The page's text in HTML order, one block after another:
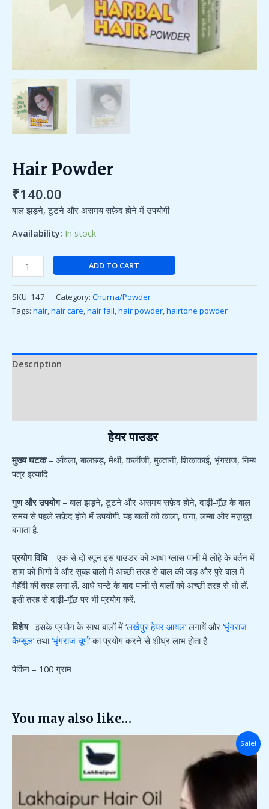
Hair Powder
₹140.00
बाल झड़ने, टूटने और असमय सफ़ेद होने में उपयोगी
Availability: In stock
ADD TO CART
SKU: 147 Category: Churna/Powder
Tags: hair,hair care,hair fall,hair powder,hairtone powder
Description
हेयर पाउडर
मुख्य घटक– आँवला, बालछड़, मेथी, कलौंजी, मुल्तानी, शिकाकाई, भृंगराज, निम्ब
पत्र इत्यादि
गुण और उपयोग– बाल झड़ने, टूटने और असमय सफ़ेद होने, दाढ़ी-मूँछ के बाल
समय से पहले सफ़ेद होने में उपयोगी. यह बालों को काला, घना, लम्बा और मज़बूत
बनाता है.
प्रयोग विधि– एक से दो स्पून इस पाउडर को आधा ग्लास पानी में लोहे के बर्तन में
शाम को भिगो दें और सुबह बालों में अच्छी तरह से बाल की जड़ और पुरे बाल में
मेहँदी की तरह लगा लें. आधे घन्टे के बाद पानी से बालों को अच्छी तरह से धो लें.
इसी तरह से दाढ़ी-मूँछ पर भी प्रयोग करें.
विशेष– इसके प्रयोग के साथ बालों में ‘लखैपुर हेयर आयल’लगायें और ‘भृंगराज
कैप्सूल’तथा‘भृंगराज चूर्ण’का प्रयोग करने से शीघ्र लाभ होता है.
पैकिंग – 100 ग्राम
You may also like…
Sale!
₹400.00.